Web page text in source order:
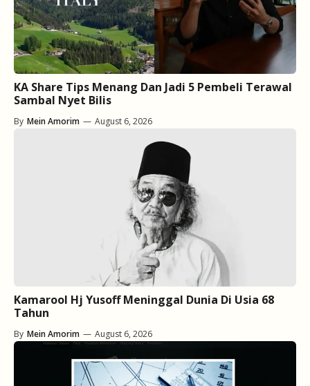
KA Share Tips Menang Dan Jadi 5 Pembeli Terawal
Sambal Nyet Bilis
By Mein Amorim — August 6, 2026
Kamarool Hj Yusoff Meninggal Dunia Di Usia 68
Tahun
By Mein Amorim — August 6, 2026